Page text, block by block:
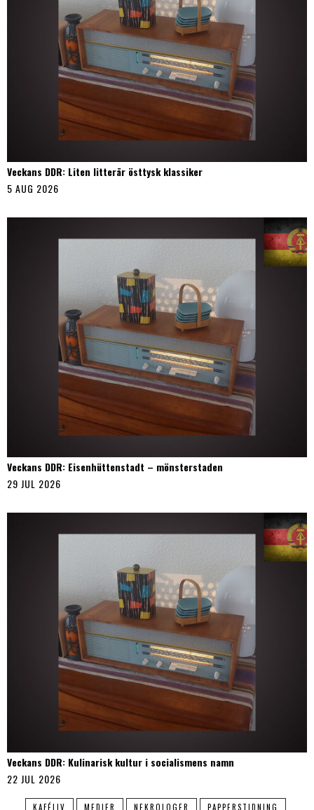
Veckans DDR: Liten litterär östtysk klassiker
5 AUG 2026
Veckans DDR: Eisenhüttenstadt – mönsterstaden
29 JUL 2026
Veckans DDR: Kulinarisk kultur i socialismens namn
22 JUL 2026
KAFÉLIV MEDIER NEKROLOGER PAPPERSTIDNING